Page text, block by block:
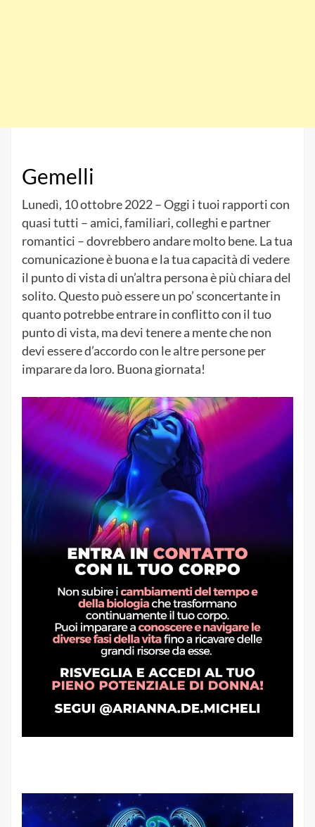
Gemelli
Lunedì, 10 ottobre 2022 – Oggi i tuoi rapporti con
quasi tutti – amici, familiari, colleghi e partner
romantici – dovrebbero andare molto bene. La tua
comunicazione è buona e la tua capacità di vedere
il punto di vista di un’altra persona è più chiara del
solito. Questo può essere un po’ sconcertante in
quanto potrebbe entrare in conflitto con il tuo
punto di vista, ma devi tenere a mente che non
devi essere d’accordo con le altre persone per
imparare da loro. Buona giornata!